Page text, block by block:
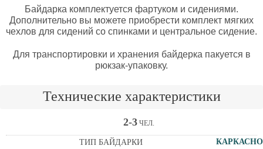
Байдарка комплектуется фартуком и сидениями.
Дополнительно вы можете приобрести комплект мягких
чехлов для сидений со спинками и центральное сидение.
Для транспортировки и хранения байдерка пакуется в
рюкзак-упаковку.
Технические характеристики
2-3ЧЕЛ.
ТИП БАЙДАРКИ